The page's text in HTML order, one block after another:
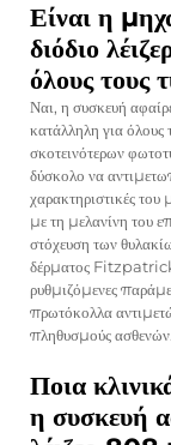
Είναι η
διόδιο
όλους τους
Ναι, η συσκευή
κατάλληλη για
σκοτεινότερων
δύσκολο να
χαρακτηριστικές
με τη μελανίνη του
στόχευση των
δέρματος
ρυθμιζόμενες
πρωτόκολλα
πληθυσμούς ασθενών.
Ποια
η συσκευή